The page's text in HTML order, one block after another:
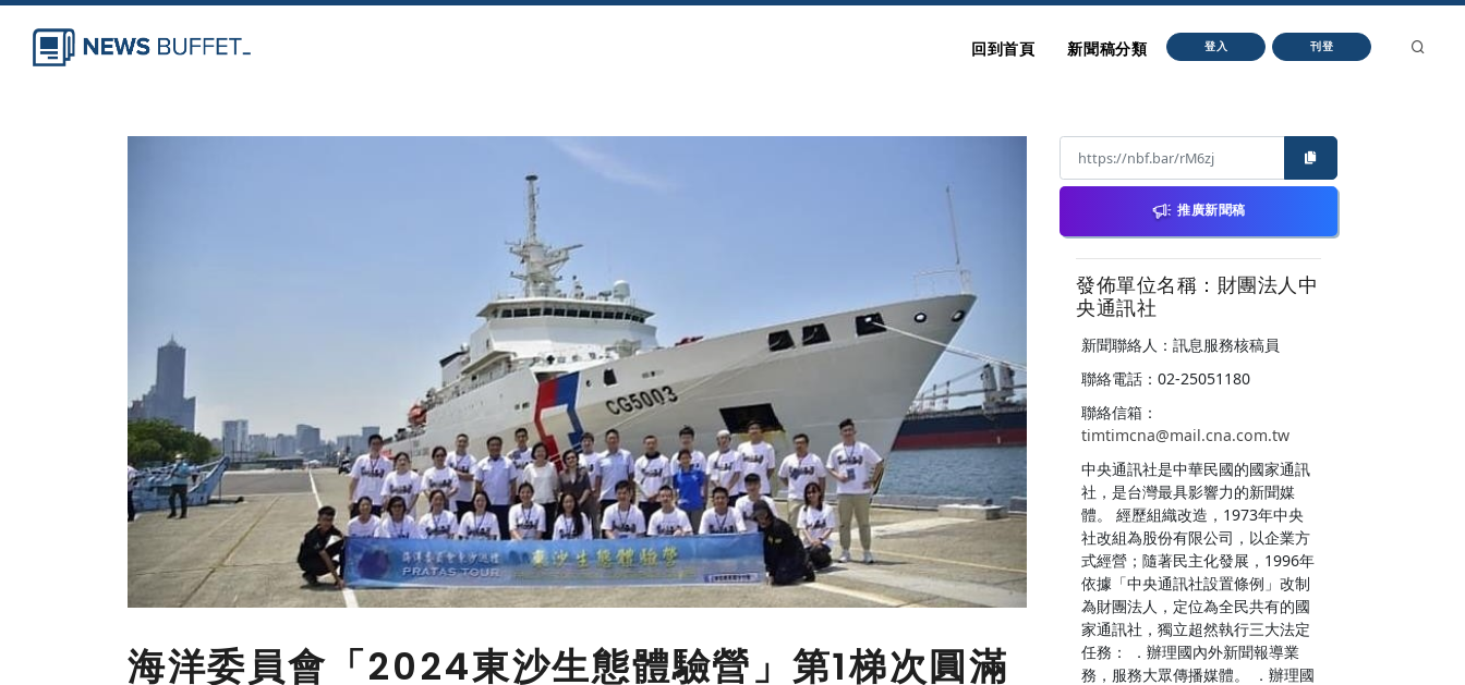
回到首頁 新聞稿分類 登入 刊登
海洋委員會「2024東沙生態體驗營」第1梯次圓滿
推廣新聞稿
發佈單位名稱：財團法人中
央通訊社
新聞聯絡人：訊息服務核稿員
聯絡電話：02-25051180
聯絡信箱：
timtimcna@mail.cna.com.tw
中央通訊社是中華民國的國家通訊
社，是台灣最具影響力的新聞媒
體。 經歷組織改造，1973年中央
社改組為股份有限公司，以企業方
式經營；隨著民主化發展，1996年
依據「中央通訊社設置條例」改制
為財團法人，定位為全民共有的國
家通訊社，獨立超然執行三大法定
任務： ．辦理國內外新聞報導業
務，服務大眾傳播媒體。 ．辦理國